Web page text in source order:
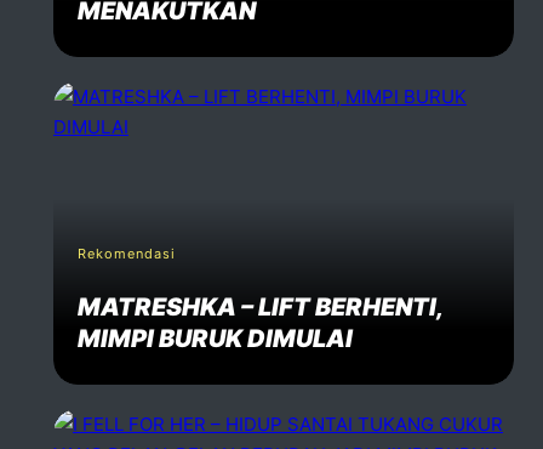
MENAKUTKAN
Rekomendasi
MATRESHKA – LIFT BERHENTI,
MIMPI BURUK DIMULAI